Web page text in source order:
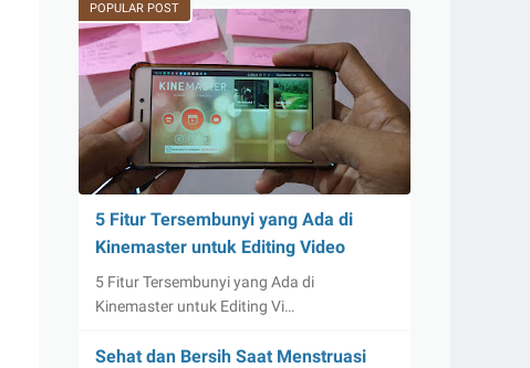
POPULAR POST
5 Fitur Tersembunyi yang Ada di
Kinemaster untuk Editing Video
5 Fitur Tersembunyi yang Ada di
Kinemaster untuk Editing Vi…
Sehat dan Bersih Saat Menstruasi